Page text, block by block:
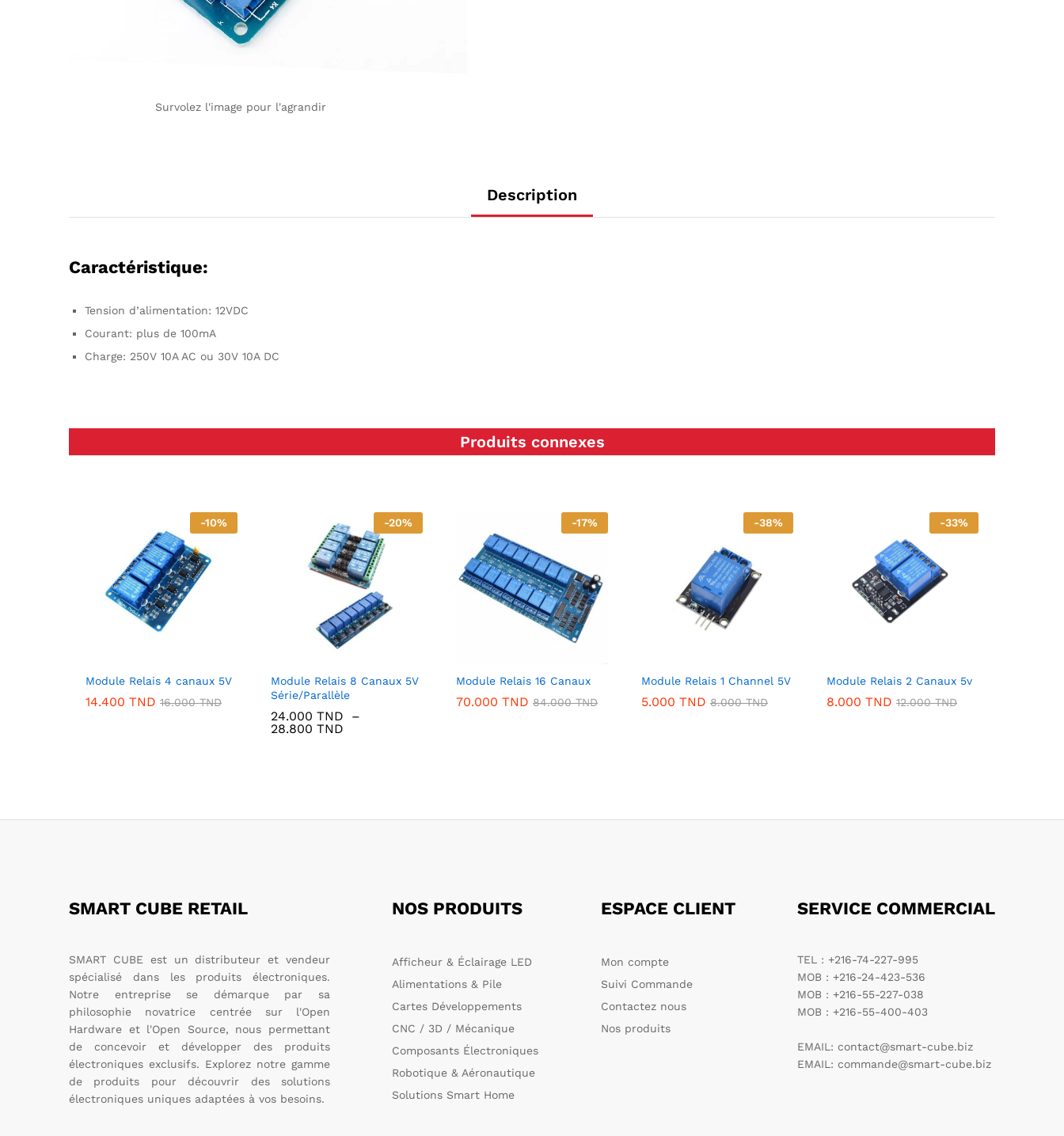
Survolez l'image pour l'agrandir
Description
Caractéristique:
Tension d’alimentation: 12VDC
Courant: plus de 100mA
Charge: 250V 10A AC ou 30V 10A DC
Produits connexes
-10%
Module Relais 4 canaux 5V
14.400 TND 16.000TND
-20%
Module Relais 8 Canaux 5V
Série/Parallèle
24.000 TND
–
28.800 TND
-17%
Module Relais 16 Canaux
70.000 TND 84.000TND
-38%
Module Relais 1 Channel 5V
5.000 TND 8.000TND
-33%
Module Relais 2 Canaux 5v
8.000 TND 12.000TND
SMART CUBE RETAIL
SMART CUBE est un distributeur et vendeur
spécialisé dans les produits électroniques.
Notre entreprise se démarque par sa
philosophie novatrice centrée sur l'Open
Hardware et l'Open Source, nous permettant
de concevoir et développer des produits
électroniques exclusifs. Explorez notre gamme
de produits pour découvrir des solutions
électroniques uniques adaptées à vos besoins.
NOS PRODUITS
Afficheur & Éclairage LED
Alimentations & Pile
Cartes Développements
CNC / 3D / Mécanique
Composants Électroniques
Robotique & Aéronautique
Solutions Smart Home
ESPACE CLIENT
Mon compte
Suivi Commande
Contactez nous
Nos produits
SERVICE COMMERCIAL
TEL : +216-74-227-995
MOB : +216-24-423-536
MOB : +216-55-227-038
MOB : +216-55-400-403
EMAIL: contact@smart-cube.biz
EMAIL: commande@smart-cube.biz